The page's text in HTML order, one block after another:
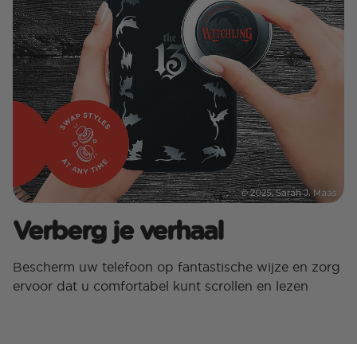
Verberg je verhaal
Bescherm uw telefoon op fantastische wijze en zorg
ervoor dat u comfortabel kunt scrollen en lezen